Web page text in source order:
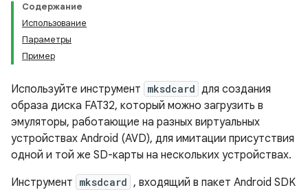
Содержание
Использование
Параметры
Пример
Используйте инструмент mksdcard для создания
образа диска FAT32, который можно загрузить в
эмуляторы, работающие на разных виртуальных
устройствах Android (AVD), для имитации присутствия
одной и той же SD-карты на нескольких устройствах.
Инструмент mksdcard , входящий в пакет Android SDK